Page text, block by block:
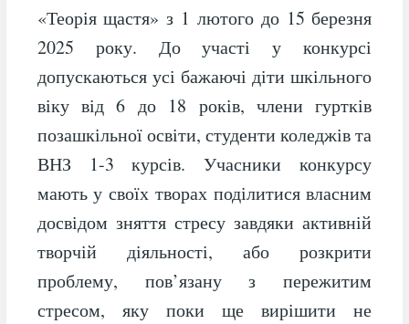
«Теорія щастя» з 1 лютого до 15 березня
2025 року. До участі у конкурсі
допускаються усі бажаючі діти шкільного
віку від 6 до 18 років, члени гуртків
позашкільної освіти, студенти коледжів та
ВНЗ 1-3 курсів. Учасники конкурсу
мають у своїх творах поділитися власним
досвідом зняття стресу завдяки активній
творчій діяльності, або розкрити
проблему, пов’язану з пережитим
стресом, яку поки ще вирішити не